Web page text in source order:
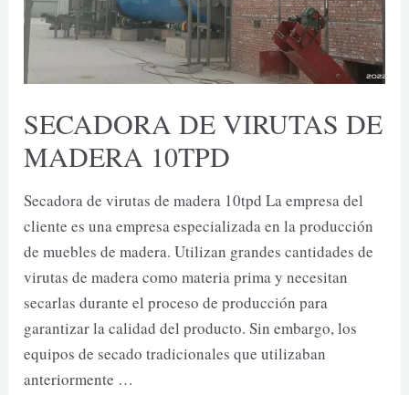
SECADORA DE VIRUTAS DE
MADERA 10TPD
Secadora de virutas de madera 10tpd La empresa del
cliente es una empresa especializada en la producción
de muebles de madera. Utilizan grandes cantidades de
virutas de madera como materia prima y necesitan
secarlas durante el proceso de producción para
garantizar la calidad del producto. Sin embargo, los
equipos de secado tradicionales que utilizaban
anteriormente …